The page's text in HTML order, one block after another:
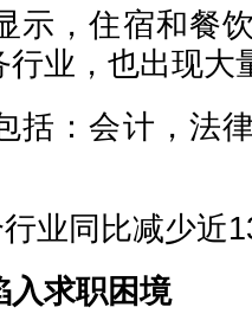
示，住宿和餐
业，也出现大
括：会计，法
业同比减少近
入求职困境